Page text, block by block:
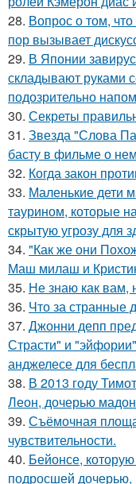
28. Вопрос о том,
пор вызывает
29. В Японии
складывают руками
подозрительно
30. Секреты
31. Звезда "Слова
басту в фильме о
32. Когда закон
33. Маленькие дети
таурином, которые
скрытую угрозу для
34. "Как же они
Маш милаш и
35. Не знаю как вам,
36. Что за странные
37. Джонни депп
Страсти" и
анджелесе для
38. В 2013 году
Леон, дочерью
39. Съёмочная
чувствительности.
40. Бейонсе,
подросшей